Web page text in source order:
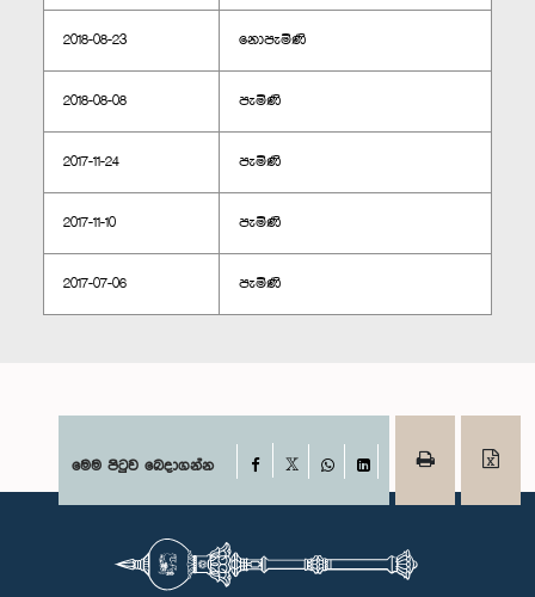
2018-08-23 නොපැමිණි
2018-08-08 පැමිණි
2017-11-24 පැමිණි
2017-11-10 පැමිණි
2017-07-06 පැමිණි
මෙම පිටුව බෙදාගන්න Facebook
WhatsAppLinkedIn